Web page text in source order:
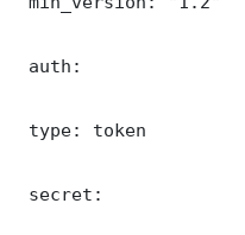
auth:
type: token
secret: